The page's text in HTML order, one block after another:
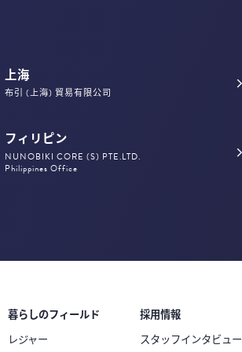
上海
布引 (上海) 貿易有限公司
フィリピン
NUNOBIKI CORE (S) PTE.LTD.
Philippines Office
暮らしのフィールド
レジャー
採用情報
スタッフインタビュー